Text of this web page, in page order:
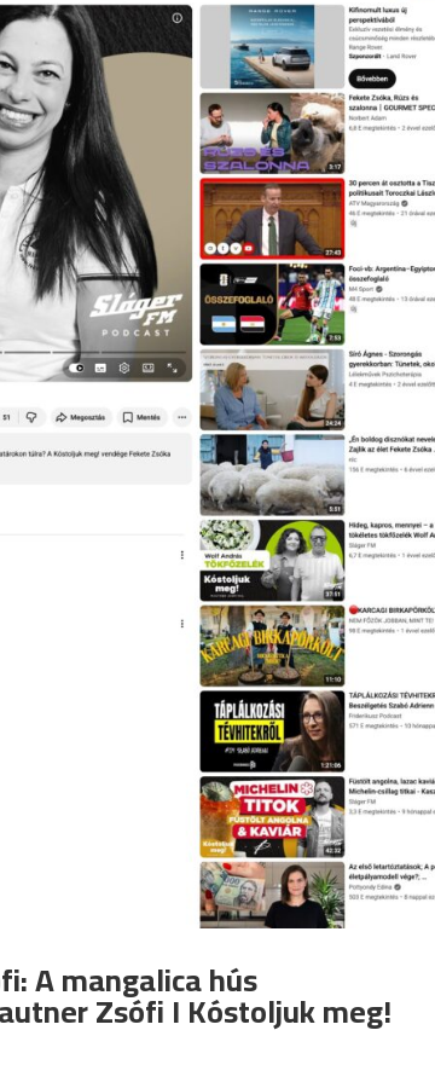
A mangalica hús
Zsófi I Kóstoljuk meg!